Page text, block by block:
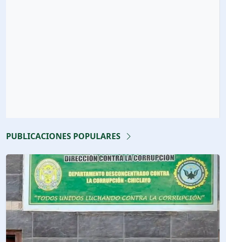
PUBLICACIONES POPULARES